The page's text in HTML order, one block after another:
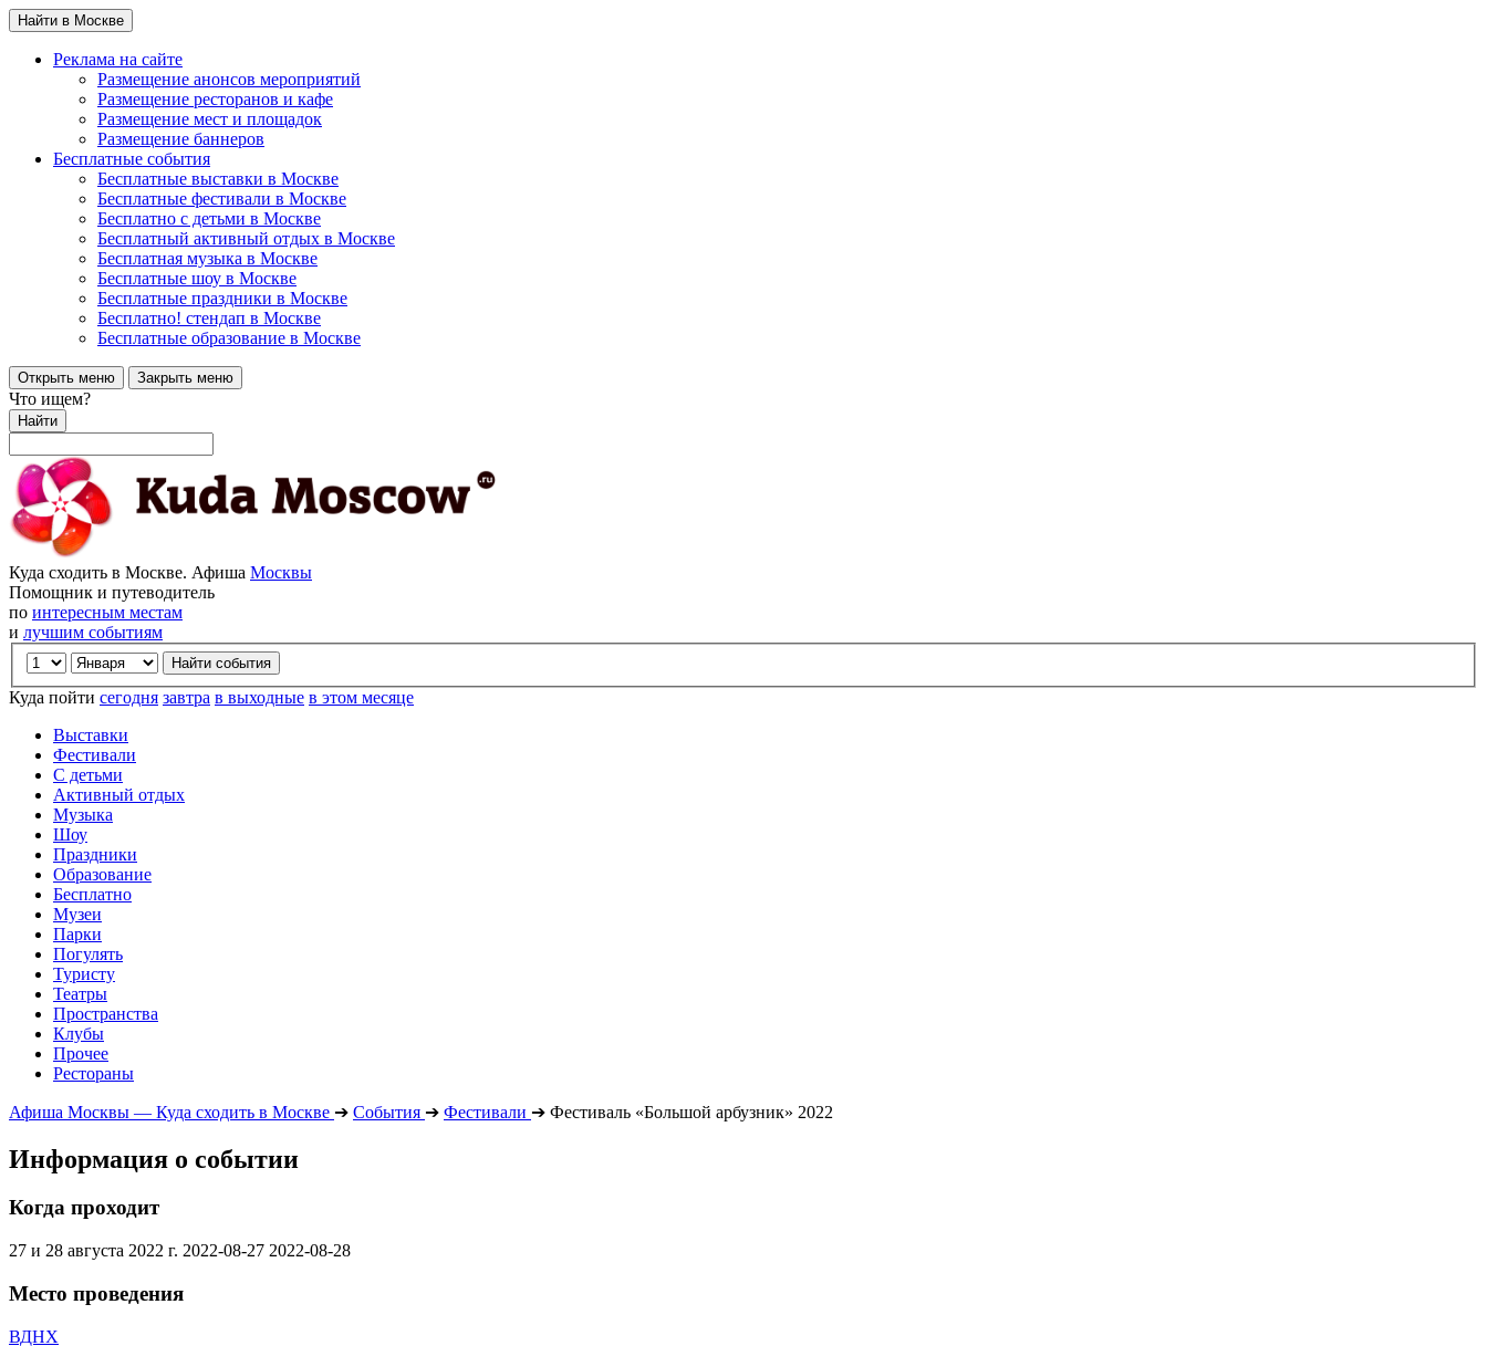
Найти в Москве
Реклама на сайте
Размещение анонсов мероприятий
Размещение ресторанов и кафе
Размещение мест и площадок
Размещение баннеров
Бесплатные события
Бесплатные выставки в Москве
Бесплатные фестивали в Москве
Бесплатно с детьми в Москве
Бесплатный активный отдых в Москве
Бесплатная музыка в Москве
Бесплатные шоу в Москве
Бесплатные праздники в Москве
Бесплатно! стендап в Москве
Бесплатные образование в Москве
Открыть меню Закрыть меню
Что ищем?
Найти
Куда сходить в Москве. Афиша Москвы
Помощник и путеводитель
по интересным местам
и лучшим событиям
Куда пойти сегодня завтра в выходные в этом месяце
Выставки
Фестивали
С детьми
Активный отдых
Музыка
Шоу
Праздники
Образование
Бесплатно
Музеи
Парки
Погулять
Туристу
Театры
Пространства
Клубы
Прочее
Рестораны
Афиша Москвы — Куда сходить в Москве ➔ События ➔ Фестивали ➔ Фестиваль «Большой арбузник» 2022
Информация о событии
Когда проходит
27 и 28 августа 2022 г. 2022-08-27 2022-08-28
Место проведения
ВДНХ